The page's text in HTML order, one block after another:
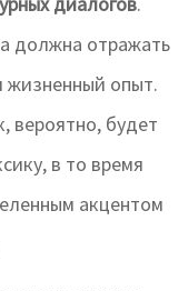
должна отражать
жизненный опыт.
вероятно, будет
в то время
акцентом